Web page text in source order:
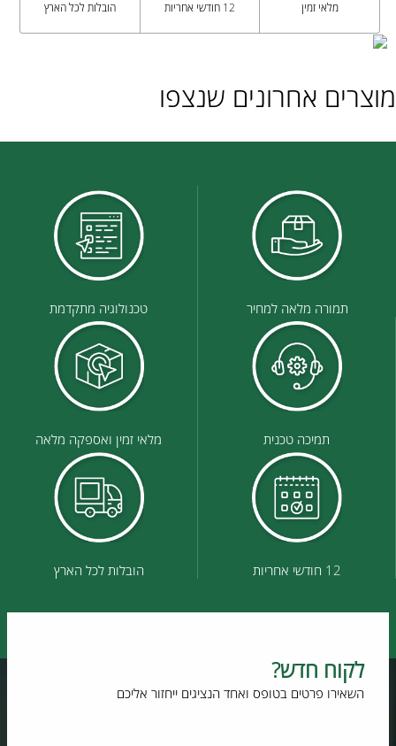
מלאי זמין 12 חודשי אחריות הובלות לכל הארץ
מוצרים אחרונים שנצפו
תמורה מלאה למחיר טכנולוגיה מתקדמת
תמיכה טכנית מלאי זמין ואספקה מלאה
12 חודשי אחריות הובלות לכל הארץ
לקוח חדש?
השאירו פרטים בטופס ואחד הנציגים ייחזור אליכם